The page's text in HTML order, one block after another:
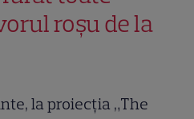
roșu de la
la proiecția „The